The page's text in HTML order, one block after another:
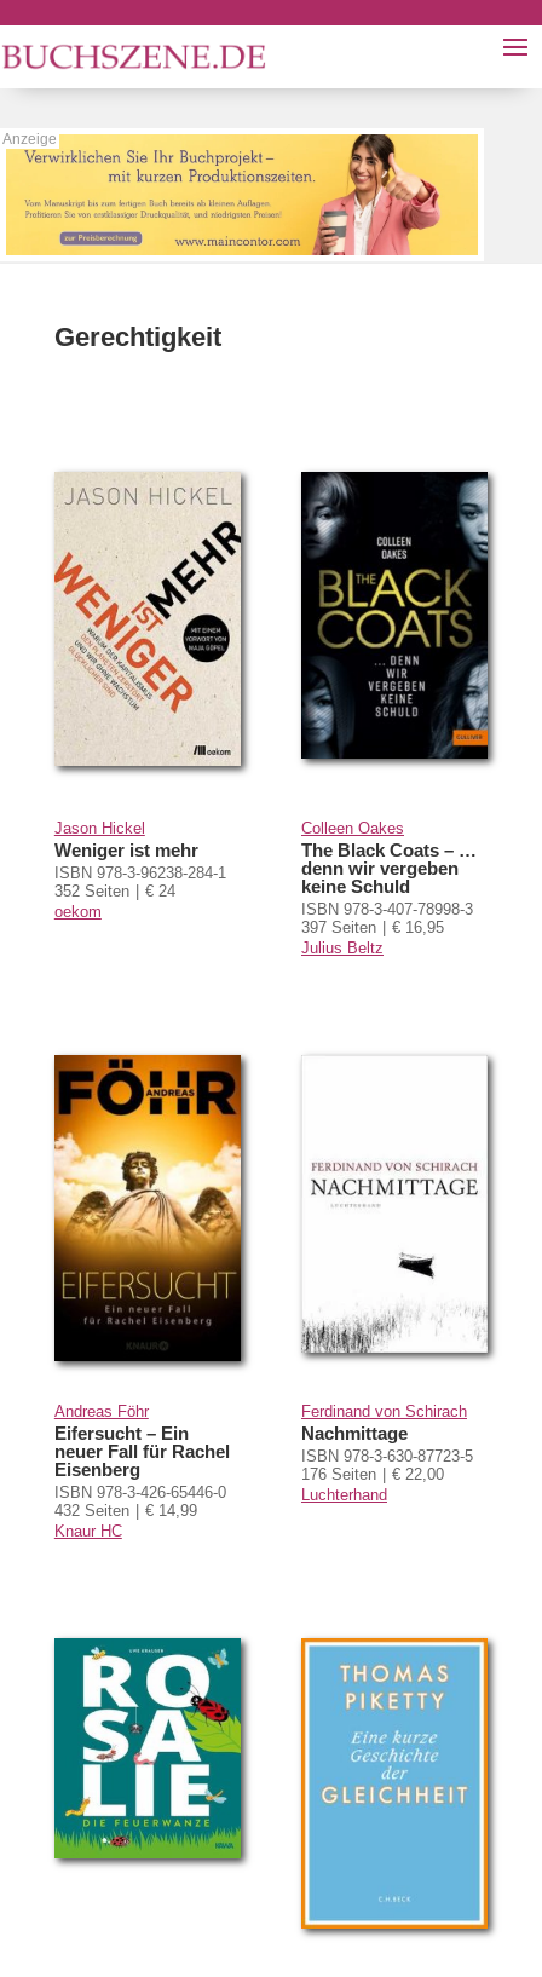
Gerechtigkeit
Jason Hickel
Weniger ist mehr
ISBN 978-3-96238-284-1
352 Seiten
€ 24
oekom
Colleen Oakes
The Black Coats – …
denn wir vergeben
keine Schuld
ISBN 978-3-407-78998-3
397 Seiten
€ 16,95
Julius Beltz
Andreas Föhr
Eifersucht – Ein
neuer Fall für Rachel
Eisenberg
ISBN 978-3-426-65446-0
432 Seiten
€ 14,99
Knaur HC
Ferdinand von Schirach
Nachmittage
ISBN 978-3-630-87723-5
176 Seiten
€ 22,00
Luchterhand